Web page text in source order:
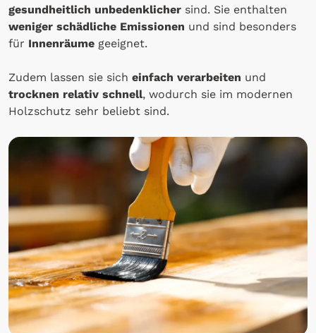
gesundheitlich unbedenklicher sind. Sie enthalten
weniger schädliche Emissionen und sind besonders
für Innenräume geeignet.
Zudem lassen sie sich einfach verarbeiten und
trocknen relativ schnell, wodurch sie im modernen
Holzschutz sehr beliebt sind.